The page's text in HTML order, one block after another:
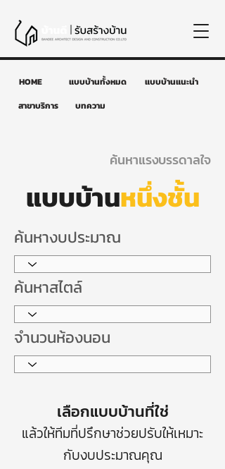
HOME แบบบ้านทั้งหมด
แบบบ้านแนะนำ
สาขาบริการ
บทความ
ค้นหาแรงบรรดาลใจ
แบบบ้านหนึ่งชั้น
ค้นหางบประมาณ
ค้นหาสไตล์
จำนวนห้องนอน
เลือกแบบบ้านที่ใช่
แล้วให้ทีมที่ปรึกษาช่วยปรับให้เหมาะ
กับงบประมาณคุณ